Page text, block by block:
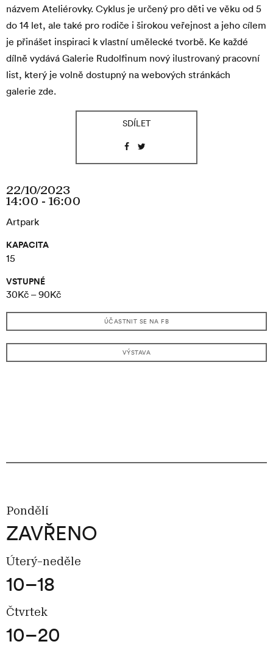
názvem Ateliérovky. Cyklus je určený pro děti ve věku od 5
do 14 let, ale také pro rodiče i širokou veřejnost a jeho cílem
je přinášet inspiraci k vlastní umělecké tvorbě. Ke každé
dílně vydává Galerie Rudolfinum nový ilustrovaný pracovní
list, který je volně dostupný na webových stránkách
galerie zde.
SDÍLET
22/10/2023
14:00 - 16:00
Artpark
KAPACITA
15
VSTUPNÉ
30Kč – 90Kč
ÚČASTNIT SE NA FB
VÝSTAVA
Pondělí
ZAVŘENO
Úterý–neděle
10–18
Čtvrtek
10–20